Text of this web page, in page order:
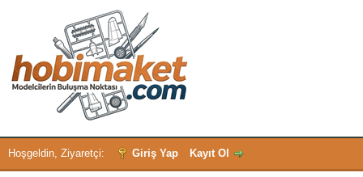
Hoşgeldin, Ziyaretçi: Giriş Yap Kayıt Ol